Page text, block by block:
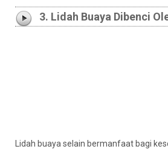
3. Lidah Buaya Dibenci
Lidah buaya selain bermanfaat bagi